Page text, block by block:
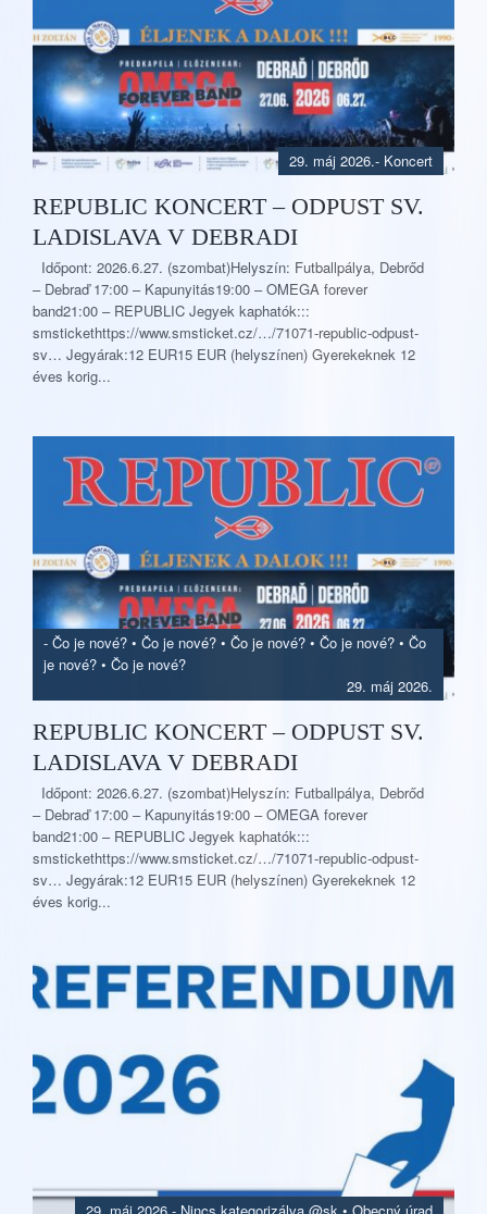
- Koncert
29. máj 2026.
REPUBLIC KONCERT – ODPUST SV.
LADISLAVA V DEBRADI
Időpont: 2026.6.27. (szombat)Helyszín: Futballpálya, Debrőd
– Debraď 17:00 – Kapunyitás19:00 – OMEGA forever
band21:00 – REPUBLIC Jegyek kaphatók:::
smstickethttps://www.smsticket.cz/…/71071-republic-odpust-
sv… Jegyárak:12 EUR15 EUR (helyszínen) Gyerekeknek 12
éves korig...
- Čo je nové? • Čo je nové? • Čo je nové? • Čo je nové? • Čo
je nové? • Čo je nové?
29. máj 2026.
REPUBLIC KONCERT – ODPUST SV.
LADISLAVA V DEBRADI
Időpont: 2026.6.27. (szombat)Helyszín: Futballpálya, Debrőd
– Debraď 17:00 – Kapunyitás19:00 – OMEGA forever
band21:00 – REPUBLIC Jegyek kaphatók:::
smstickethttps://www.smsticket.cz/…/71071-republic-odpust-
sv… Jegyárak:12 EUR15 EUR (helyszínen) Gyerekeknek 12
éves korig...